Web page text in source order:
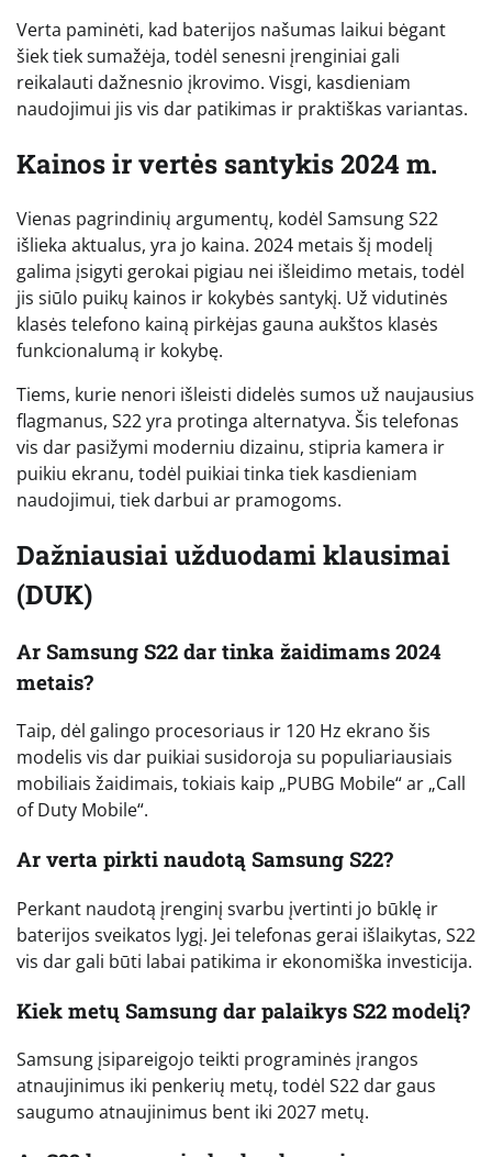
Verta paminėti, kad baterijos našumas laikui bėgant
šiek tiek sumažėja, todėl senesni įrenginiai gali
reikalauti dažnesnio įkrovimo. Visgi, kasdieniam
naudojimui jis vis dar patikimas ir praktiškas variantas.
Kainos ir vertės santykis 2024 m.
Vienas pagrindinių argumentų, kodėl Samsung S22
išlieka aktualus, yra jo kaina. 2024 metais šį modelį
galima įsigyti gerokai pigiau nei išleidimo metais, todėl
jis siūlo puikų kainos ir kokybės santykį. Už vidutinės
klasės telefono kainą pirkėjas gauna aukštos klasės
funkcionalumą ir kokybę.
Tiems, kurie nenori išleisti didelės sumos už naujausius
flagmanus, S22 yra protinga alternatyva. Šis telefonas
vis dar pasižymi moderniu dizainu, stipria kamera ir
puikiu ekranu, todėl puikiai tinka tiek kasdieniam
naudojimui, tiek darbui ar pramogoms.
Dažniausiai užduodami klausimai
(DUK)
Ar Samsung S22 dar tinka žaidimams 2024
metais?
Taip, dėl galingo procesoriaus ir 120 Hz ekrano šis
modelis vis dar puikiai susidoroja su populiariausiais
mobiliais žaidimais, tokiais kaip „PUBG Mobile“ ar „Call
of Duty Mobile“.
Ar verta pirkti naudotą Samsung S22?
Perkant naudotą įrenginį svarbu įvertinti jo būklę ir
baterijos sveikatos lygį. Jei telefonas gerai išlaikytas, S22
vis dar gali būti labai patikima ir ekonomiška investicija.
Kiek metų Samsung dar palaikys S22 modelį?
Samsung įsipareigojo teikti programinės įrangos
atnaujinimus iki penkerių metų, todėl S22 dar gaus
saugumo atnaujinimus bent iki 2027 metų.